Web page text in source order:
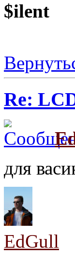
$ilent
Re:
для
EdGull